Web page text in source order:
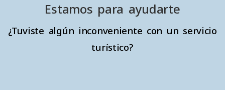
Estamos para ayudarte
¿Tuviste algún inconveniente con un servicio
turístico?